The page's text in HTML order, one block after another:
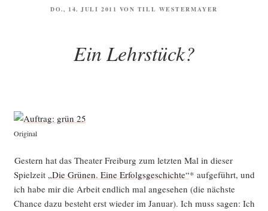
VERÖFFENTLICHT
DO., 14. JULI 2011 VON TILL WESTERMAYER
Ein Lehrstück?
Ori­gi­nal
Ges­tern hat das Thea­ter Frei­burg zum letz­ten Mal in die­ser
Spiel­zeit „Die Grü­nen. Eine Erfolgs­ge­schich­te“* auf­ge­führt, und
ich habe mir die Arbeit end­lich mal ange­se­hen (die nächs­te
Chan­ce dazu besteht erst wie­der im Janu­ar). Ich muss sagen: Ich